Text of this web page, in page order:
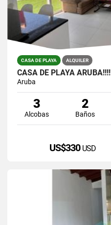
CASA DE PLAYA ALQUILER
CASA DE PLAYA ARUBA!!!!
Aruba
3
Alcobas
2
Baños
US$330 USD